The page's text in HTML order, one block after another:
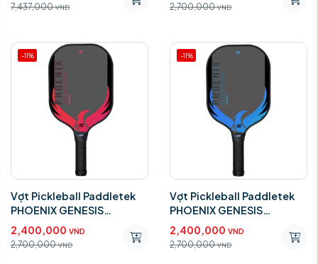
7,437,000 VND 2,700,000 VND
-11%
Vợt Pickleball Paddletek
PHOENIX GENESIS
CARBON Red 14mm
2,400,000 VND
2,700,000 VND
-11%
Vợt Pickleball Paddletek
PHOENIX GENESIS
2,400,000 VND
2,700,000 VND